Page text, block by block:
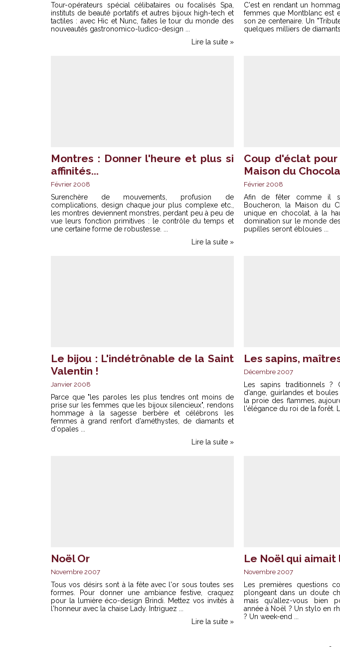
Tour-opérateurs spécial célibataires ou focalisés Spa,
instituts de beauté portatifs et autres bijoux high-tech et
tactiles : avec Hic et Nunc, faites le tour du monde des
nouveautés gastronomico-ludico-design ...
Lire la suite »
C'est en rendant un
femmes que Montblanc est
son 2e centenaire. Un
quelques milliers de
Montres : Donner l'heure et plus si
affinités...
Février 2008
Surenchère de mouvements, profusion de
complications, design chaque jour plus complexe etc.,
les montres deviennent monstres, perdant peu à peu de
vue leurs fonction primitives : le contrôle du temps et
une certaine forme de robustesse. ...
Lire la suite »
Coup d'éclat
Maison du
Février 2008
Afin de fêter comme il
Boucheron, la Maison du
unique en chocolat, à la
domination sur le monde
pupilles seront éblouies ...
Le bijou : L'indétrônable de la Saint
Valentin !
Janvier 2008
Parce que "les paroles les plus tendres ont moins de
prise sur les femmes que les bijoux silencieux", rendons
hommage à la sagesse berbère et célébrons les
femmes à grand renfort d'améthystes, de diamants et
d'opales ...
Lire la suite »
Les sapins,
Décembre 2007
Les sapins traditionnels
d'ange, guirlandes et
la proie des flammes,
l'élégance du roi de la forêt.
Noël Or
Novembre 2007
Tous vos désirs sont à la fête avec l'or sous toutes ses
formes. Pour donner une ambiance festive, craquez
pour la lumière éco-design Brindi. Mettez vos invités à
l'honneur avec la chaise Lady. Intriguez ...
Lire la suite »
Le Noël qui aimait
Novembre 2007
Les premières questions
plongeant dans un doute
mais qu'allez-vous bien
année à Noël ? Un stylo en
? Un week-end ...